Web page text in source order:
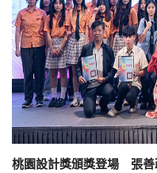
桃園設計獎頒獎登場 張善